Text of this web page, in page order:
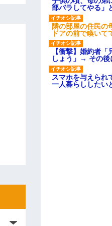
部バラしてやる」
隣の部屋の住民の
ドアの前で喚いて
【衝撃】婚約者
しょう」→ その後
スマホを与えられ
一人暮らししたい